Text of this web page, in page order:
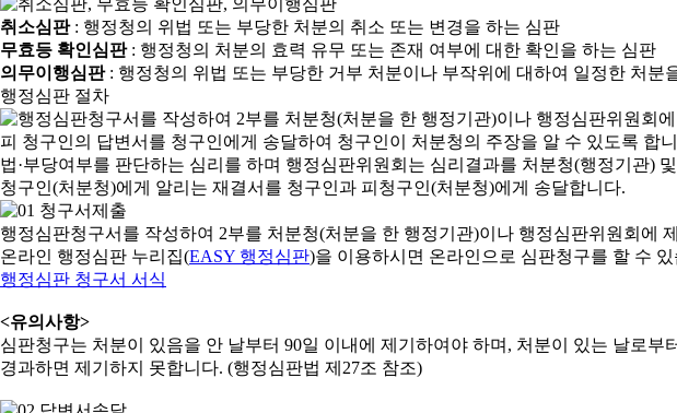
취소심판: 행정청의 위법 또는 부당한 처분의 취소 또는 변경을 하는 심판
무효등 확인심판: 행정청의 처분의 효력 유무 또는 존재 여부에 대한 확인을 하는 심판
의무이행심판: 행정청의 위법 또는 부당한 거부 처분이나 부작위에 대하여 일정한 처분
행정심판 절차
행정심판청구서를 작성하여 2부를 처분청(처분을 한 행정기관)이나 행정심판위원회에
온라인 행정심판 누리집(EASY 행정심판)을 이용하시면 온라인으로 심판청구를 할 수 있
행정심판 청구서 서식
<유의사항>
심판청구는 처분이 있음을 안 날부터 90일 이내에 제기하여야 하며, 처분이 있는 날로부
경과하면 제기하지 못합니다. (행정심판법 제27조 참조)